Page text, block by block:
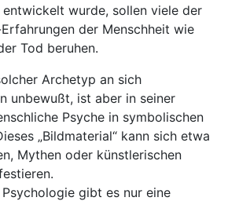
entwickelt wurde, sollen viele der
der Menschheit wie
Tod beruhen.
Archetyp an sich
unbewußt, ist aber in seiner
Psyche in symbolischen
„Bildmaterial“ kann sich etwa
Mythen oder künstlerischen
gibt es nur eine